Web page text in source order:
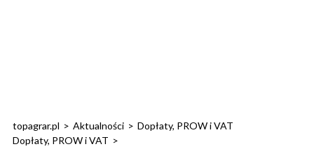
topagrar.pl > Aktualności > Dopłaty, PROW i VAT
Dopłaty, PROW i VAT >